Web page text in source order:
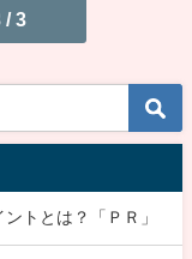
/ 3
トとは？「ＰＲ」